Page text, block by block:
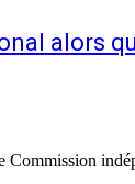
alors